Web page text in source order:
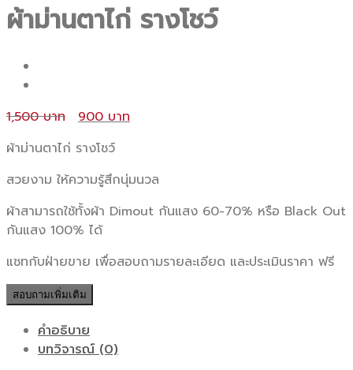
ผ้าม่านตาไก่ รางโชว์
1,500
Original
was:
1,500 ฿.
900
900 ฿.
ผ้าม่านตาไก่ รางโชว์
สวยงาม ให้ความรู้สึกนุ่มนวล
ผ้าสามารถใช้ทั้งผ้า Dimout กันแสง 60-70% หรือ Black Out
กันแสง 100% ได้
แชทกับฝ่ายขาย เพื่อสอบถามรายละเอียด และประเมินราคา ฟรี
สอบถามเพิ่มเติม
คำอธิบาย
บทวิจารณ์ (0)